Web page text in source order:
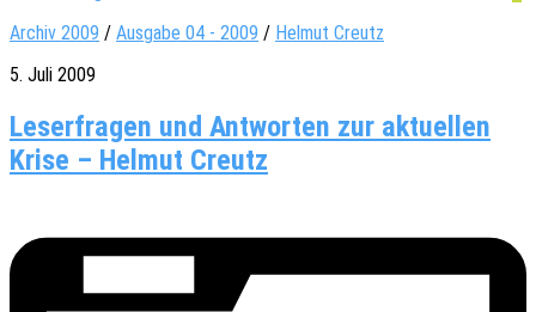
Archiv 2009 / Ausgabe 04 - 2009 / Helmut Creutz
5. Juli 2009
Leserfragen und Antworten zur aktuellen
Krise – Helmut Creutz